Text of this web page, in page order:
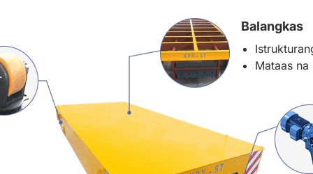
Balangkas
Mataas